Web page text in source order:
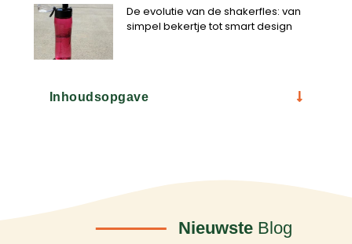
De evolutie van de shakerfles: van
simpel bekertje tot smart design
Inhoudsopgave
Nieuwste Blog